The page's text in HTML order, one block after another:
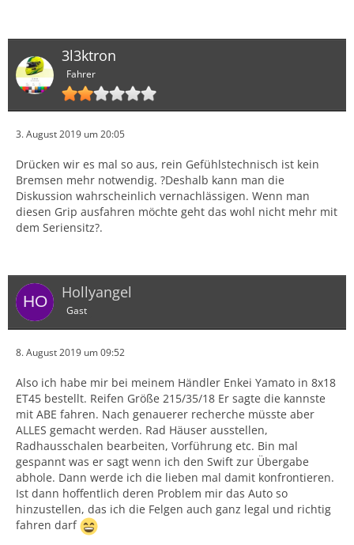
3l3ktron
Fahrer
3. August 2019 um 20:05
Drücken wir es mal so aus, rein Gefühlstechnisch ist kein
Bremsen mehr notwendig. ?Deshalb kann man die
Diskussion wahrscheinlich vernachlässigen. Wenn man
diesen Grip ausfahren möchte geht das wohl nicht mehr mit
dem Seriensitz?.
Hollyangel
Gast
8. August 2019 um 09:52
Also ich habe mir bei meinem Händler Enkei Yamato in 8x18
ET45 bestellt. Reifen Größe 215/35/18 Er sagte die kannste
mit ABE fahren. Nach genauerer recherche müsste aber
ALLES gemacht werden. Rad Häuser ausstellen,
Radhausschalen bearbeiten, Vorführung etc. Bin mal
gespannt was er sagt wenn ich den Swift zur Übergabe
abhole. Dann werde ich die lieben mal damit konfrontieren.
Ist dann hoffentlich deren Problem mir das Auto so
hinzustellen, das ich die Felgen auch ganz legal und richtig
fahren darf